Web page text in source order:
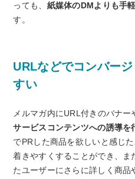
っても、 紙媒体のDMよりも手
す。
URLなどでコンバー
すい
メルマガ内にURL付きのバナー
サービスコンテンツへの誘導を
でPRした商品を欲しいと感じ
着きやすくすることができ、ま
たユーザーにさらに詳しく商品